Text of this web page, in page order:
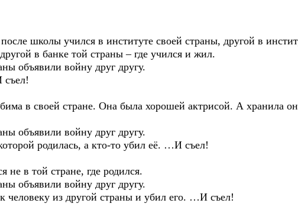
учился в институте своей страны, другой в
в банке той страны – где учился и жил.
войну друг другу.
своей стране. Она была хорошей актрисой. А хранила она
войну друг другу.
родилась, а кто-то убил её. …И съел!
той стране, где родился.
войну друг другу.
из другой страны и убил его. …И съел!